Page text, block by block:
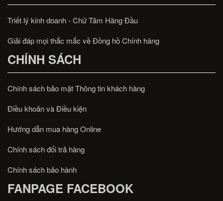
Triết lý kinh doanh - Chữ Tâm Hàng Đầu
Giải đáp mọi thắc mắc về Đồng hồ Chính hãng
CHÍNH SÁCH
Chính sách bảo mật Thông tin khách hàng
Điều khoản và Điều kiện
Hướng dẫn mua hàng Online
Chính sách đổi trả hàng
Chính sách bảo hành
FANPAGE FACEBOOK